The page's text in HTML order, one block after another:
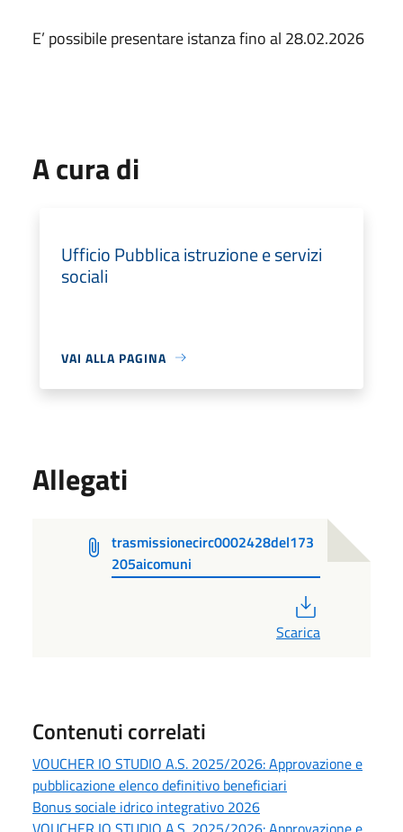
E’ possibile presentare istanza fino al 28.02.2026
A cura di
Ufficio Pubblica istruzione e servizi
sociali
VAI ALLA PAGINA
Allegati
trasmissionecirc0002428del173
205aicomuni
Scarica
Contenuti correlati
VOUCHER IO STUDIO A.S. 2025/2026: Approvazione e
pubblicazione elenco definitivo beneficiari
Bonus sociale idrico integrativo 2026